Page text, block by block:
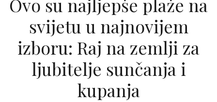
Ovo su najljepše plaže na
svijetu u najnovijem
izboru: Raj na zemlji za
ljubitelje sunčanja i
kupanja